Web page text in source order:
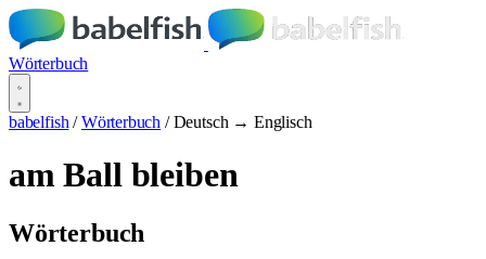
Wörterbuch
babelfish / Wörterbuch / Deutsch → Englisch
am Ball bleiben
Wörterbuch